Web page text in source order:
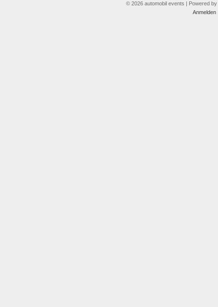
© 2026 automobil events | Powered by
Anmelden|